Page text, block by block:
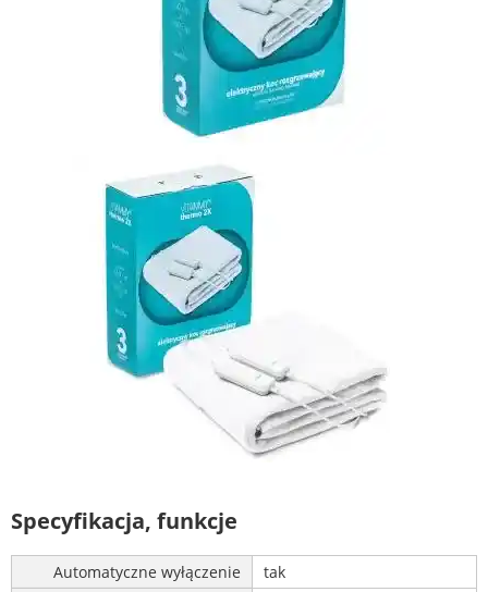
Specyfikacja, funkcje
Automatyczne wyłączenie tak